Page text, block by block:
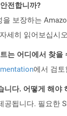
전합니까?
보장하는
세히 읽어보십시
는 어디에서 찾을
에서 검
니다. 어떻게 해야
됩니다. 필요한